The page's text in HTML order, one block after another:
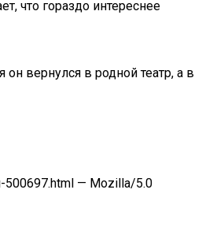
что гораздо интереснее
вернулся в родной театр, а в
500697.html — Mozilla/5.0